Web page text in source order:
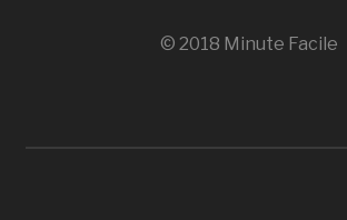
© 2018 Minute Facile